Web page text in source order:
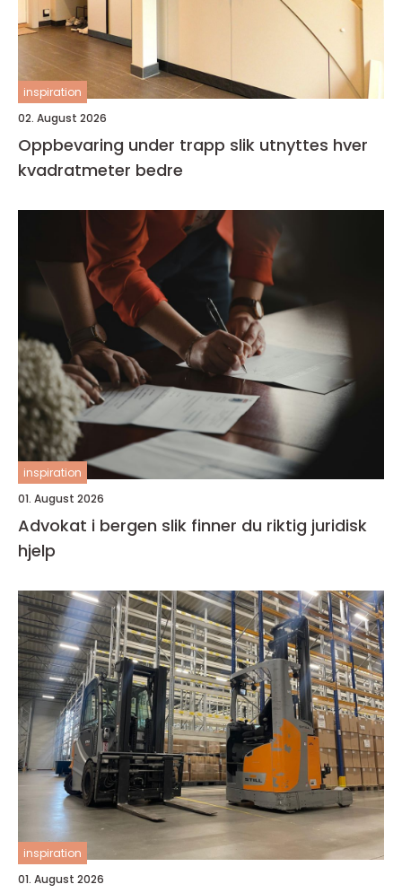
inspiration
02. August 2026
Oppbevaring under trapp slik utnyttes hver
kvadratmeter bedre
inspiration
01. August 2026
Advokat i bergen slik finner du riktig juridisk
hjelp
inspiration
01. August 2026